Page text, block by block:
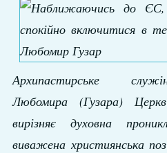
Архипастирське
Любомира (Гузара)
вирізняє духовна
виважена християнська